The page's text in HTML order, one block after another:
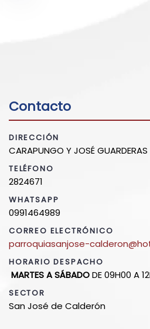
Contacto
DIRECCIÓN
CARAPUNGO Y JOSÉ GUARDERAS
TELÉFONO
2824671
WHATSAPP
0991464989
CORREO ELECTRÓNICO
parroquiasanjose-
HORARIO DESPACHO
MARTES A SÁBADODE 09H00 A
SECTOR
San José de Calderón